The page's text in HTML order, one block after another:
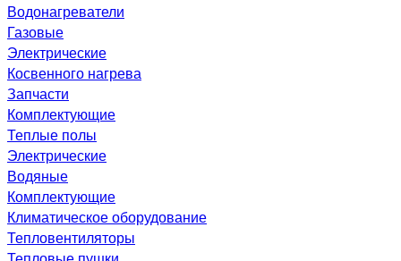
Водонагреватели
Газовые
Электрические
Косвенного нагрева
Запчасти
Комплектующие
Теплые полы
Электрические
Водяные
Комплектующие
Климатическое оборудование
Тепловентиляторы